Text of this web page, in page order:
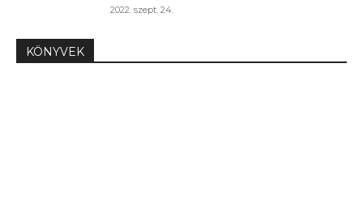
2022. szept. 24.
KÖNYVEK